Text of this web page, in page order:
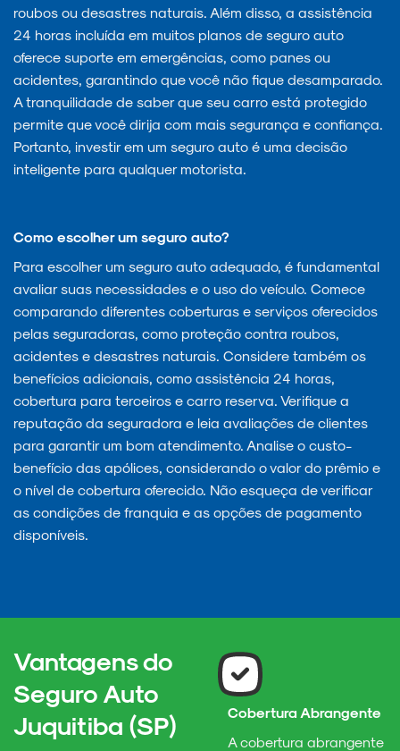
roubos ou desastres naturais. Além disso, a assistência
24 horas incluída em muitos planos de seguro auto
oferece suporte em emergências, como panes ou
acidentes, garantindo que você não fique desamparado.
A tranquilidade de saber que seu carro está protegido
permite que você dirija com mais segurança e confiança.
Portanto, investir em um seguro auto é uma decisão
inteligente para qualquer motorista.
Como escolher um seguro auto?
Para escolher um seguro auto adequado, é fundamental
avaliar suas necessidades e o uso do veículo. Comece
comparando diferentes coberturas e serviços oferecidos
pelas seguradoras, como proteção contra roubos,
acidentes e desastres naturais. Considere também os
benefícios adicionais, como assistência 24 horas,
cobertura para terceiros e carro reserva. Verifique a
reputação da seguradora e leia avaliações de clientes
para garantir um bom atendimento. Analise o custo-
benefício das apólices, considerando o valor do prêmio e
o nível de cobertura oferecido. Não esqueça de verificar
as condições de franquia e as opções de pagamento
disponíveis.
Vantagens do
Seguro Auto
Juquitiba (SP)
Cobertura Abrangente
A cobertura abrangente